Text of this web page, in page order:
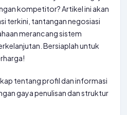
kompetitor? Artikel ini akan
terkini, tantangan negosiasi
merancang sistem
Bersiaplah untuk
tentang profil dan informasi
gaya penulisan dan struktur